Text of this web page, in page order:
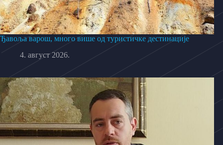
Ђавоља варош, много више од туристичке дестинације
4. август 2026.